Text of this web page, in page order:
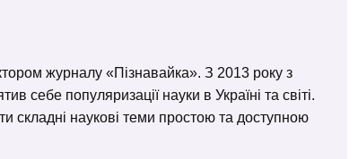
журналу «Пізнавайка». З 2013 року з
себе популяризації науки в Україні та світі.
складні наукові теми простою та доступною